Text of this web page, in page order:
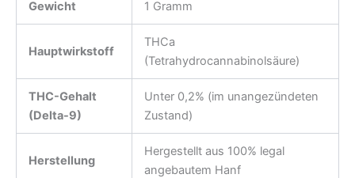
Gewicht 1 Gramm
Hauptwirkstoff
THCa
(Tetrahydrocannabinolsäure)
THC-Gehalt
(Delta-9)
Unter 0,2% (im unangezündeten
Zustand)
Herstellung
Hergestellt aus 100% legal
angebautem Hanf